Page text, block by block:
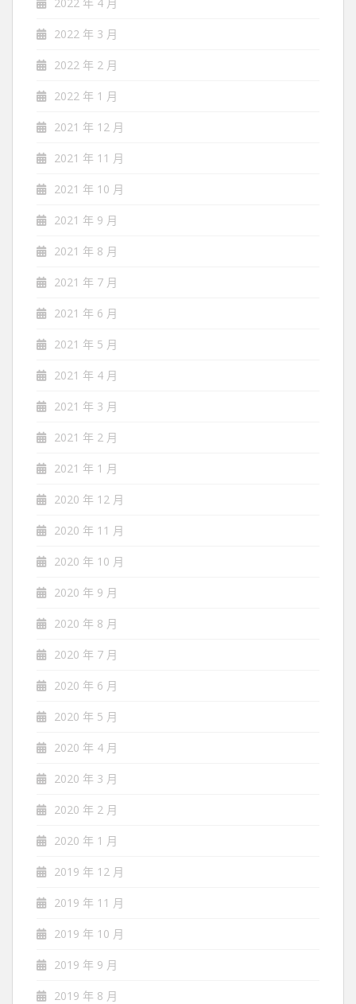
2022 年 3 月
2022 年 2 月
2022 年 1 月
2021 年 12 月
2021 年 11 月
2021 年 10 月
2021 年 9 月
2021 年 8 月
2021 年 7 月
2021 年 6 月
2021 年 5 月
2021 年 4 月
2021 年 3 月
2021 年 2 月
2021 年 1 月
2020 年 12 月
2020 年 11 月
2020 年 10 月
2020 年 9 月
2020 年 8 月
2020 年 7 月
2020 年 6 月
2020 年 5 月
2020 年 4 月
2020 年 3 月
2020 年 2 月
2020 年 1 月
2019 年 12 月
2019 年 11 月
2019 年 10 月
2019 年 9 月
2019 年 8 月